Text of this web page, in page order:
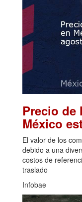
Precio de
México
El valor de los
debido a una
costos de
traslado
Infobae